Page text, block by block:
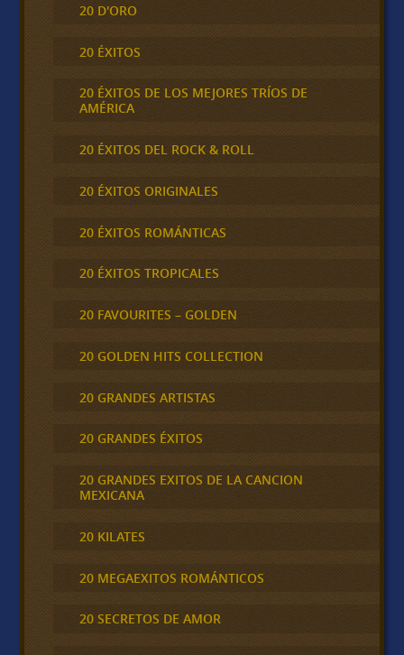
20 D'ORO
20 ÉXITOS
20 ÉXITOS DE LOS MEJORES TRÍOS DE
AMÉRICA
20 ÉXITOS DEL ROCK & ROLL
20 ÉXITOS ORIGINALES
20 ÉXITOS ROMÁNTICAS
20 ÉXITOS TROPICALES
20 FAVOURITES – GOLDEN
20 GOLDEN HITS COLLECTION
20 GRANDES ARTISTAS
20 GRANDES ÉXITOS
20 GRANDES EXITOS DE LA CANCION
MEXICANA
20 KILATES
20 MEGAEXITOS ROMÁNTICOS
20 SECRETOS DE AMOR